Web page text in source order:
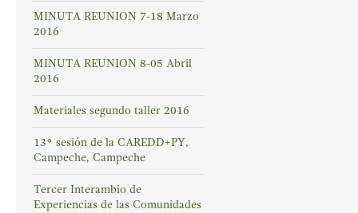
MINUTA REUNION 7-18 Marzo
2016
MINUTA REUNION 8-05 Abril
2016
Materiales segundo taller 2016
13° sesión de la CAREDD+PY,
Campeche, Campeche
Tercer Interambio de
Experiencias de las Comunidades